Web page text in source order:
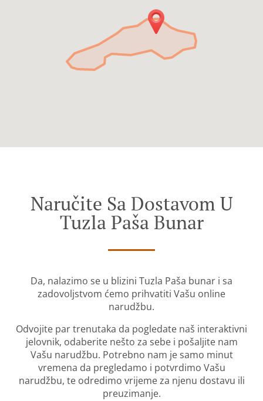
Naručite Sa Dostavom U
Tuzla Paša Bunar
Da, nalazimo se u blizini Tuzla Paša bunar i sa
zadovoljstvom ćemo prihvatiti Vašu online
narudžbu.
Odvojite par trenutaka da pogledate naš interaktivni
jelovnik, odaberite nešto za sebe i pošaljite nam
Vašu narudžbu. Potrebno nam je samo minut
vremena da pregledamo i potvrdimo Vašu
narudžbu, te odredimo vrijeme za njenu dostavu ili
preuzimanje.